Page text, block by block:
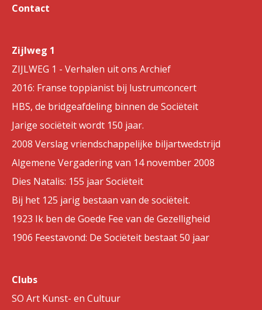
Contact
Zijlweg 1
ZIJLWEG 1 - Verhalen uit ons Archief
2016: Franse toppianist bij lustrumconcert
HBS, de bridgeafdeling binnen de Sociëteit
Jarige sociëteit wordt 150 jaar.
2008 Verslag vriendschappelijke biljartwedstrijd
Algemene Vergadering van 14 november 2008
Dies Natalis: 155 jaar Sociëteit
Bij het 125 jarig bestaan van de sociëteit.
1923 Ik ben de Goede Fee van de Gezelligheid
1906 Feestavond: De Sociëteit bestaat 50 jaar
Clubs
SO Art Kunst- en Cultuur